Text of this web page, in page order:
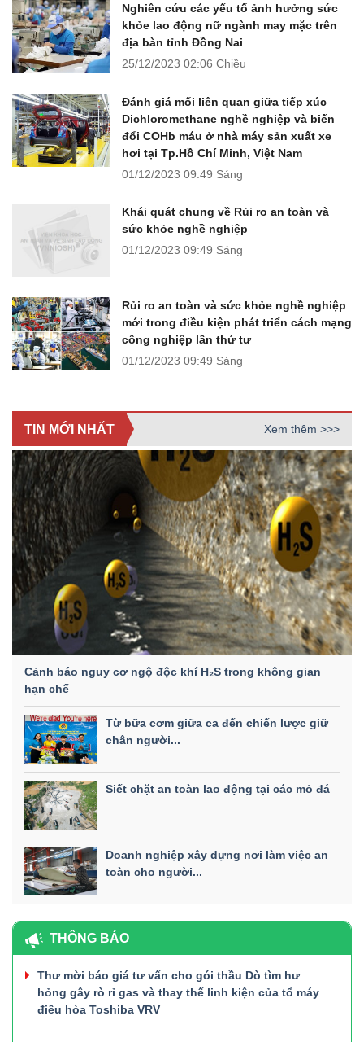
Nghiên cứu các yếu tố ảnh hưởng sức
khỏe lao động nữ ngành may mặc trên
địa bàn tỉnh Đồng Nai
25/12/2023 02:06 Chiều
Đánh giá mối liên quan giữa tiếp xúc
Dichloromethane nghề nghiệp và biến
đổi COHb máu ở nhà máy sản xuất xe
hơi tại Tp.Hồ Chí Minh, Việt Nam
01/12/2023 09:49 Sáng
Khái quát chung về Rủi ro an toàn và
sức khỏe nghề nghiệp
01/12/2023 09:49 Sáng
Rủi ro an toàn và sức khỏe nghề nghiệp
mới trong điều kiện phát triển cách mạng
công nghiệp lần thứ tư
01/12/2023 09:49 Sáng
TIN MỚI NHẤT Xem thêm >>>
Cảnh báo nguy cơ ngộ độc khí H₂S trong không gian
hạn chế
Từ bữa cơm giữa ca đến chiến lược giữ
chân người...
Siết chặt an toàn lao động tại các mỏ đá
Doanh nghiệp xây dựng nơi làm việc an
toàn cho người...
THÔNG BÁO
Thư mời báo giá tư vấn cho gói thầu Dò tìm hư
hỏng gây rò rỉ gas và thay thế linh kiện của tổ máy
điều hòa Toshiba VRV